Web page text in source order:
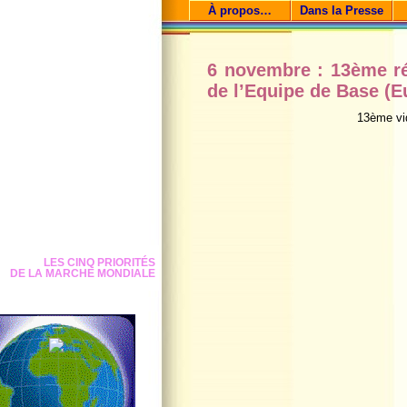
À propos… Dans la Presse
LES CINQ PRIORITÉS
DE LA MARCHE MONDIALE
6 novembre : 13ème
de l’Equipe de Base
13ème